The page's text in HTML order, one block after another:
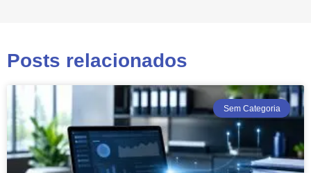
Posts relacionados
Sem Categoria